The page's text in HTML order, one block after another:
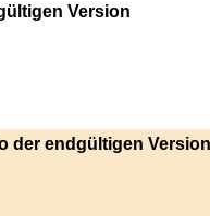
Version
der endgültigen Version